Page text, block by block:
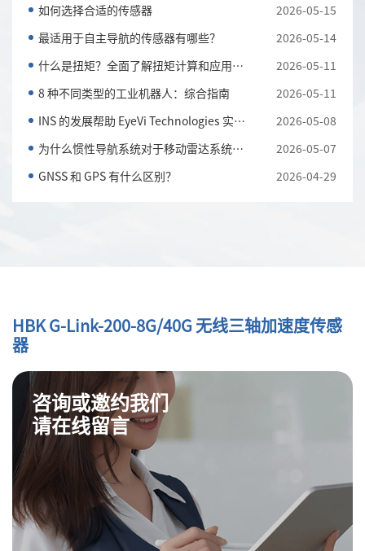
如何选择合适的传感器
2026-05-15
最适用于自主导航的传感器有哪些？
2026-05-14
什么是扭矩？全面了解扭矩计算和应用知识
2026-05-11
8 种不同类型的工业机器人：综合指南
2026-05-11
INS 的发展帮助 EyeVi Technologies 实现可扩展的道路...
2026-05-08
为什么惯性导航系统对于移动雷达系统至关重要
2026-05-07
GNSS 和 GPS 有什么区别？
2026-04-29
HBK G-Link-200-8G/40G 无线三轴加速度传感
器
咨询或邀约我们
请在线留言